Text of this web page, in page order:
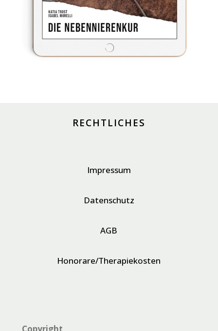
RECHTLICHES
Impressum
Datenschutz
AGB
Honorare/Therapiekosten